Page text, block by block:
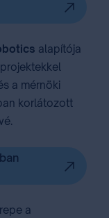
alapítója
a mérnöki
korlátozott
a